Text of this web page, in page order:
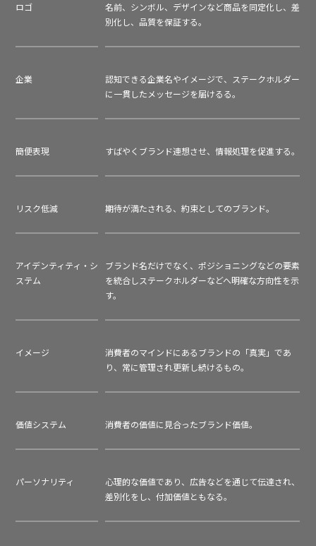
ロゴ
名前、シンボル、デザインなど商品を同定化し、差
別化し、品質を保証する。
企業
認知できる企業名やイメージで、ステークホルダー
に一貫したメッセージを届けるる。
簡便表現 すばやくブランド連想させ、情報処理を促進する。
リスク低減 期待が満たされる、約束としてのブランド。
アイデンティティ・シ
ステム
ブランド名だけでなく、ポジショニングなどの要素
を統合しステークホルダーなどへ明確な方向性を示
す。
イメージ
消費者のマインドにあるブランドの「真実」であ
り、常に管理され更新し続けるもの。
価値システム 消費者の価値に見合ったブランド価値。
パーソナリティ
心理的な価値であり、広告などを通じて伝達され、
差別化をし、付加価値ともなる。